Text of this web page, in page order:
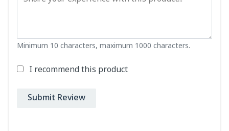
Minimum 10 characters, maximum 1000 characters.
I recommend this product
Submit Review